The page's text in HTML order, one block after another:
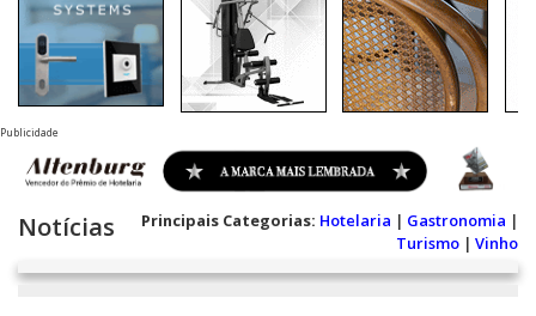
Publicidade
Notícias Principais Categorias: Hotelaria | Gastronomia |
Turismo | Vinho